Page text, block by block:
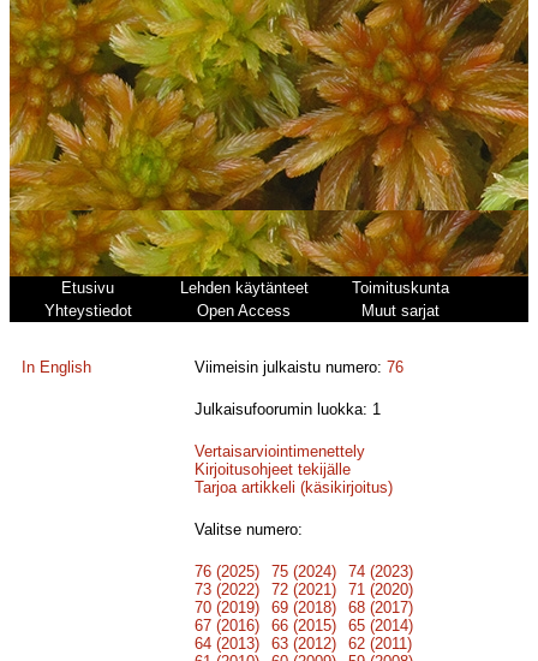
Etusivu Lehden käytänteet
Toimituskunta
Yhteystiedot
Open Access Muut sarjat
In English Viimeisin julkaistu numero:76
Julkaisufoorumin luokka: 1
Vertaisarviointimenettely
Kirjoitusohjeet tekijälle
Tarjoa artikkeli (käsikirjoitus)
Valitse numero:
76 (2025) 75 (2024)
74 (2023)
73 (2022)
72 (2021)
71 (2020)
70 (2019)
69 (2018)
68 (2017)
67 (2016)
66 (2015)
65 (2014)
64 (2013)
63 (2012)
62 (2011)